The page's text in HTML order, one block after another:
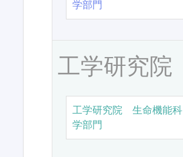
学部門
工学研究院
工学研究院 生命機能科
学部門